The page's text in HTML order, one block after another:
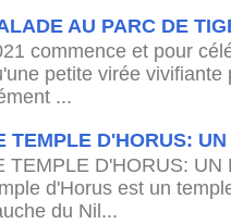
AU PARC DE
commence et pour
petite virée
...
TEMPLE D'HORUS:
TEMPLE D'HORUS:
d'Horus est un
du Nil...